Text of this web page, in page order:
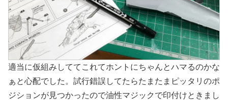
適当に仮組みしててこれてホントにちゃんとハマるのかな
ぁと心配でした。試行錯誤してたらたまたまピッタリのポ
ジションが見つかったので油性マジックで印付けときまし